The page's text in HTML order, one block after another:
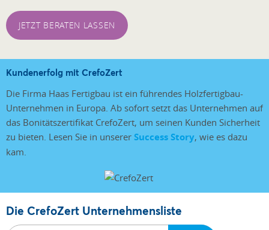
JETZT BERATEN LASSEN
Kundenerfolg mit CrefoZert
Die Firma Haas Fertigbau ist ein führendes Holzfertigbau-
Unternehmen in Europa. Ab sofort setzt das Unternehmen auf
das Bonitätszertifikat CrefoZert, um seinen Kunden Sicherheit
zu bieten. Lesen Sie in unserer Success Story, wie es dazu
kam.
Die CrefoZert Unternehmensliste